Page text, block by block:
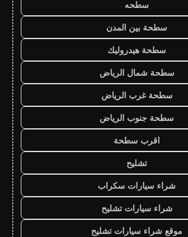
سطحه
سطحة بين المدن
سطحة هيدروليك
سطحة شمال الرياض
سطحة غرب الرياض
سطحة جنوب الرياض
اقرب سطحة
تشليح
شراء سيارات سكراب
شراء سيارات تشليح
موقع شراء سيارات تشليح